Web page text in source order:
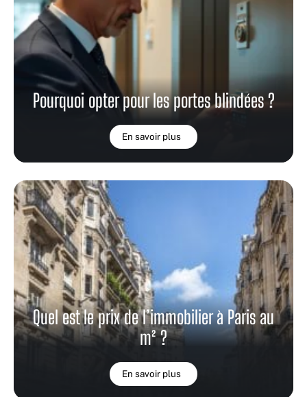
Pourquoi opter pour les portes blindées ?
En savoir plus
Quel est le prix de l’immobilier à Paris au
m² ?
En savoir plus